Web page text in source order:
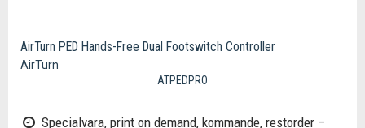
AirTurn PED Hands-Free Dual Footswitch Controller
AirTurn
ATPEDPRO
Specialvara, print on demand, kommande, restorder –